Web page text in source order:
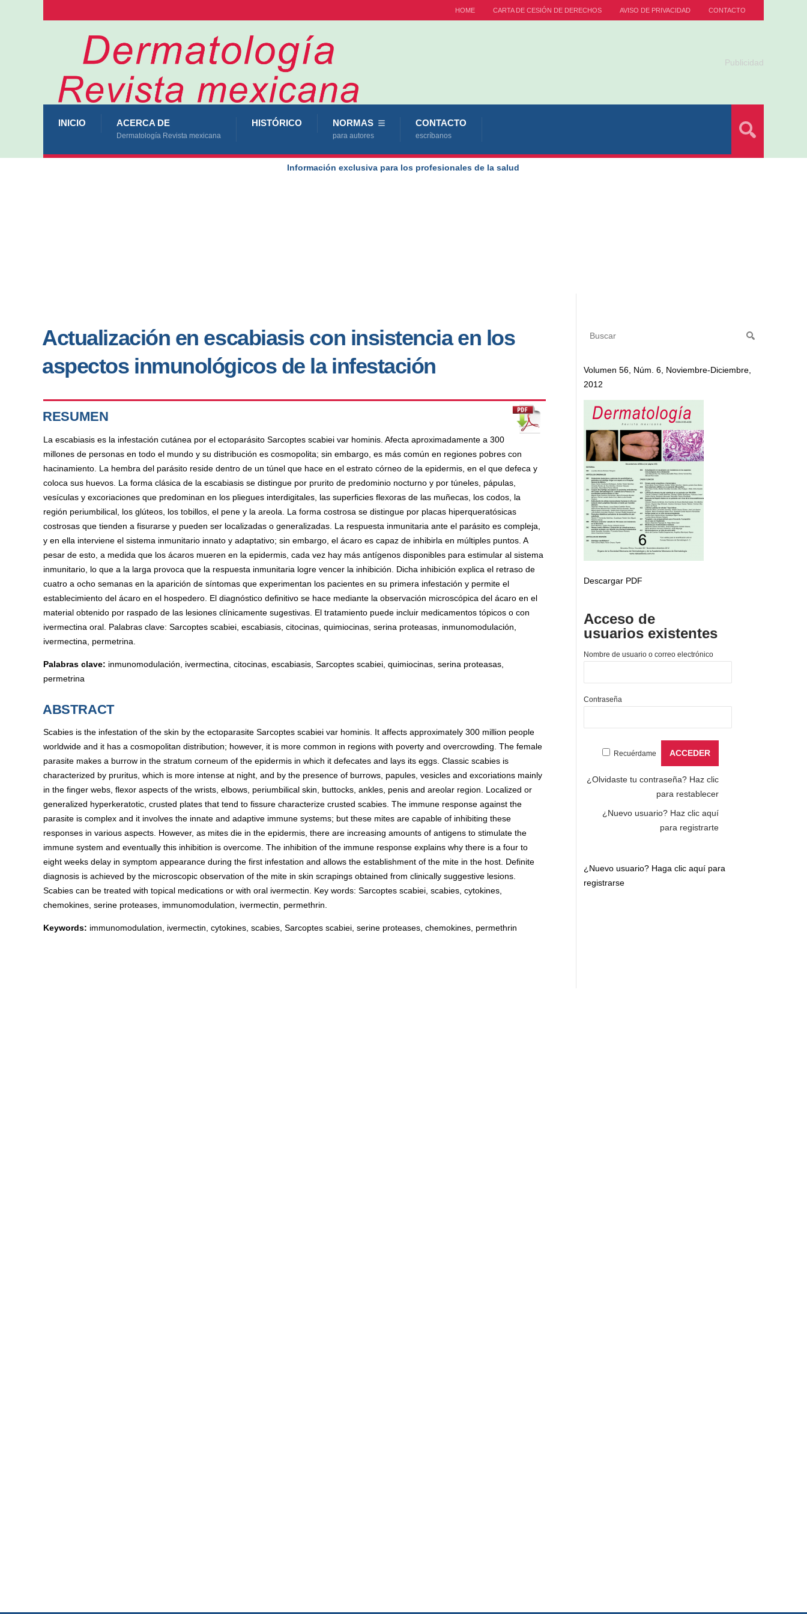
HOME CARTA DE CESIÓN DE DERECHOS AVISO DE PRIVACIDAD CONTACTO
Publicidad
INICIO ACERCA DE
Dermatología Revista mexicana
HISTÓRICO NORMAS
para autores
CONTACTO
escríbanos
Información exclusiva para los profesionales de la salud
Actualización en escabiasis con insistencia en los
aspectos inmunológicos de la infestación
RESUMEN
La escabiasis es la infestación cutánea por el ectoparásito Sarcoptes scabiei var hominis. Afecta aproximadamente a 300
millones de personas en todo el mundo y su distribución es cosmopolita; sin embargo, es más común en regiones pobres con
hacinamiento. La hembra del parásito reside dentro de un túnel que hace en el estrato córneo de la epidermis, en el que defeca y
coloca sus huevos. La forma clásica de la escabiasis se distingue por prurito de predominio nocturno y por túneles, pápulas,
vesículas y excoriaciones que predominan en los pliegues interdigitales, las superficies flexoras de las muñecas, los codos, la
región periumbilical, los glúteos, los tobillos, el pene y la areola. La forma costrosa se distingue por placas hiperqueratósicas
costrosas que tienden a fisurarse y pueden ser localizadas o generalizadas. La respuesta inmunitaria ante el parásito es compleja,
y en ella interviene el sistema inmunitario innato y adaptativo; sin embargo, el ácaro es capaz de inhibirla en múltiples puntos. A
pesar de esto, a medida que los ácaros mueren en la epidermis, cada vez hay más antígenos disponibles para estimular al sistema
inmunitario, lo que a la larga provoca que la respuesta inmunitaria logre vencer la inhibición. Dicha inhibición explica el retraso de
cuatro a ocho semanas en la aparición de síntomas que experimentan los pacientes en su primera infestación y permite el
establecimiento del ácaro en el hospedero. El diagnóstico definitivo se hace mediante la observación microscópica del ácaro en el
material obtenido por raspado de las lesiones clínicamente sugestivas. El tratamiento puede incluir medicamentos tópicos o con
ivermectina oral. Palabras clave: Sarcoptes scabiei, escabiasis, citocinas, quimiocinas, serina proteasas, inmunomodulación,
ivermectina, permetrina.
Palabras clave: inmunomodulación, ivermectina, citocinas, escabiasis, Sarcoptes scabiei, quimiocinas, serina proteasas,
permetrina
ABSTRACT
Scabies is the infestation of the skin by the ectoparasite Sarcoptes scabiei var hominis. It affects approximately 300 million people
worldwide and it has a cosmopolitan distribution; however, it is more common in regions with poverty and overcrowding. The female
parasite makes a burrow in the stratum corneum of the epidermis in which it defecates and lays its eggs. Classic scabies is
characterized by pruritus, which is more intense at night, and by the presence of burrows, papules, vesicles and excoriations mainly
in the finger webs, flexor aspects of the wrists, elbows, periumbilical skin, buttocks, ankles, penis and areolar region. Localized or
generalized hyperkeratotic, crusted plates that tend to fissure characterize crusted scabies. The immune response against the
parasite is complex and it involves the innate and adaptive immune systems; but these mites are capable of inhibiting these
responses in various aspects. However, as mites die in the epidermis, there are increasing amounts of antigens to stimulate the
immune system and eventually this inhibition is overcome. The inhibition of the immune response explains why there is a four to
eight weeks delay in symptom appearance during the first infestation and allows the establishment of the mite in the host. Definite
diagnosis is achieved by the microscopic observation of the mite in skin scrapings obtained from clinically suggestive lesions.
Scabies can be treated with topical medications or with oral ivermectin. Key words: Sarcoptes scabiei, scabies, cytokines,
chemokines, serine proteases, immunomodulation, ivermectin, permethrin.
Keywords: immunomodulation, ivermectin, cytokines, scabies, Sarcoptes scabiei, serine proteases, chemokines, permethrin
Volumen 56, Núm. 6, Noviembre-Diciembre,
2012
Descargar PDF
Acceso de
usuarios existentes
Nombre de usuario o correo electrónico
Contraseña
Recuérdame
¿Olvidaste tu contraseña? Haz clic
para restablecer
¿Nuevo usuario? Haz clic aquí
para registrarte
¿Nuevo usuario? Haga clic aquí para
registrarse